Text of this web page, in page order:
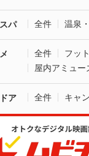
パ 全件 温泉
全件 フッ
屋内アミュー
ア 全件 キャ